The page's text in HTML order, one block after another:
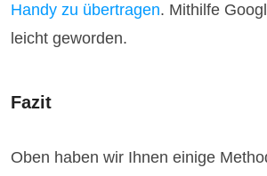
Handy zu übertragen. Mithilfe
leicht geworden.
Fazit
Oben haben wir Ihnen einige